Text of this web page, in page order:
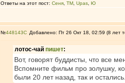
Ответы на этот пост: Сеня ТМ Upas Ю
№448143 Добавлено: Пт 26 Окт 18, 02:59 (8 лет
лотос-чай пишет:
Вот, говорят буддисты, что все
Вспомните фильм про золушку,
были 20 лет назад, так и